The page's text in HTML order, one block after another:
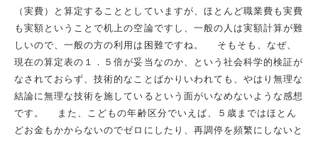
（実費）と算定することとしていますが、ほとんど職業費も実費
も実額ということで机上の空論ですし、一般の人は実額計算が難
しいので、一般の方の利用は困難ですね。 そもそも、なぜ、
現在の算定表の１．５倍が妥当なのか、という社会科学的検証が
なされておらず、技術的なことばかりいわれても、やはり無理な
結論に無理な技術を施しているという面がいなめないような感想
です。 また、こどもの年齢区分でいえば、５歳まではほとん
どお金もかからないのでゼロにしたり、再調停を頻繁にしないと